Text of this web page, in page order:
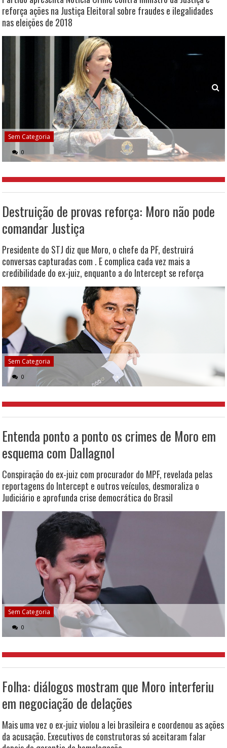
reforça ações na Justiça Eleitoral sobre fraudes e ilegalidades
nas eleições de 2018
Sem Categoria
0
Destruição de provas reforça: Moro não pode
comandar Justiça
Presidente do STJ diz que Moro, o chefe da PF, destruirá
conversas capturadas com . E complica cada vez mais a
credibilidade do ex-juiz, enquanto a do Intercept se reforça
Sem Categoria
0
Entenda ponto a ponto os crimes de Moro em
esquema com Dallagnol
Conspiração do ex-juiz com procurador do MPF, revelada pelas
reportagens do Intercept e outros veículos, desmoraliza o
Judiciário e aprofunda crise democrática do Brasil
Sem Categoria
0
Folha: diálogos mostram que Moro interferiu
em negociação de delações
Mais uma vez o ex-juiz violou a lei brasileira e coordenou as ações
da acusação. Executivos de construtoras só aceitaram falar